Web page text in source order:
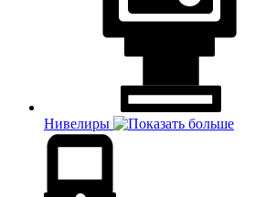
Нивелиры